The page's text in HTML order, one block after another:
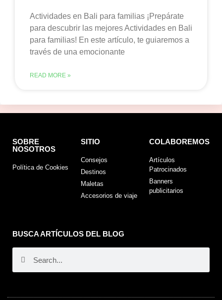
Actividades en Bali para familias ¡Prepárate
para descubrir las mejores Actividades en Bali
para familias! En este artículo, te guiaremos a
través de una emocionante
READ MORE »
SOBRE
NOSOTROS
Política de Cookies
SITIO
Consejos
Destinos
Maletas
Accesorios de viaje
COLABOREMOS
Artículos
Patrocinados
Banners
publicitarios
BUSCA ARTÍCULOS DEL BLOG